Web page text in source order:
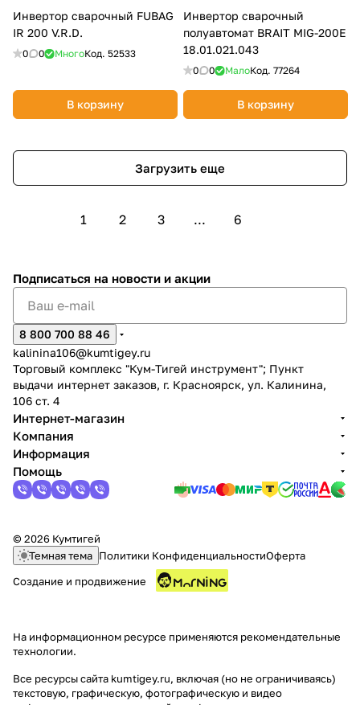
Инвертор сварочный FUBAG
IR 200 V.R.D.
0 0 МногоКод. 52533
В корзину
Инвертор сварочный
полуавтомат BRAIT МIG-200Е
18.01.021.043
0 0 МалоКод. 77264
В корзину
Загрузить еще
1 2 3 ... 6
Подписаться на новости и акции
8 800 700 88 46
kalinina106@kumtigey.ru
Торговый комплекс "Кум-Тигей инструмент"; Пункт
выдачи интернет заказов, г. Красноярск, ул. Калинина,
106 ст. 4
Интернет-магазин
Компания
Информация
Помощь
© 2026 Кумтигей
Темная тема Политики КонфиденциальностиОферта
Создание и продвижение
На информационном ресурсе применяются рекомендательные
технологии.
Все ресурсы сайта kumtigey.ru, включая (но не ограничиваясь)
текстовую, графическую, фотографическую и видео